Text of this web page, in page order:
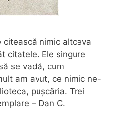
citească nimic altceva
citatele. Ele singure
se vadă, cum
am avut, ce nimic ne-
pușcăria. Trei
– Dan C.